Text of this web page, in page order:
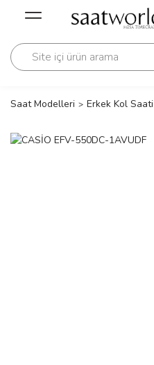
Geri Dön
Geri Dön
Saat Modelleri Erkek Kol Saati